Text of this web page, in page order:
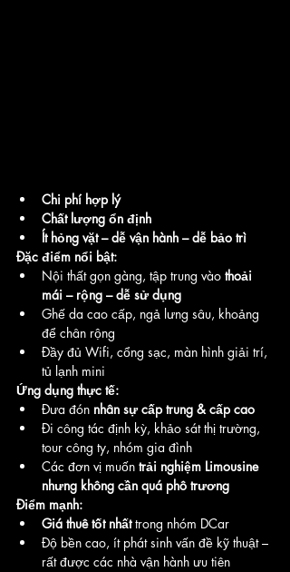
Chi phí hợp lý
Chất lượng ổn định
Ít hỏng vặt – dễ vận hành – dễ bảo trì
Đặc điểm nổi bật:
Nội thất gọn gàng, tập trung vào thoải
mái – rộng – dễ sử dụng
Ghế da cao cấp, ngả lưng sâu, khoảng
để chân rộng
Đầy đủ Wifi, cổng sạc, màn hình giải trí,
tủ lạnh mini
Ứng dụng thực tế:
Đưa đón nhân sự cấp trung & cấp cao
Đi công tác định kỳ, khảo sát thị trường,
tour công ty, nhóm gia đình
Các đơn vị muốn trải nghiệm Limousine
nhưng không cần quá phô trương
Điểm mạnh:
Giá thuê tốt nhất trong nhóm DCar
Độ bền cao, ít phát sinh vấn đề kỹ thuật –
rất được các nhà vận hành ưu tiên